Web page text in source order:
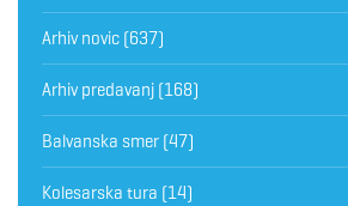
Arhiv novic (637)
Arhiv predavanj (168)
Balvanska smer (47)
Kolesarska tura (14)